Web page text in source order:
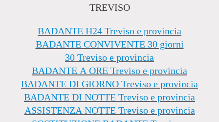
TREVISO
BADANTE H24 Treviso e provincia
BADANTE CONVIVENTE 30 giorni
30 Treviso e provincia
BADANTE A ORE Treviso e provincia
BADANTE DI GIORNO Treviso e provincia
BADANTE DI NOTTE Treviso e provincia
ASSISTENZA NOTTE Treviso e provincia